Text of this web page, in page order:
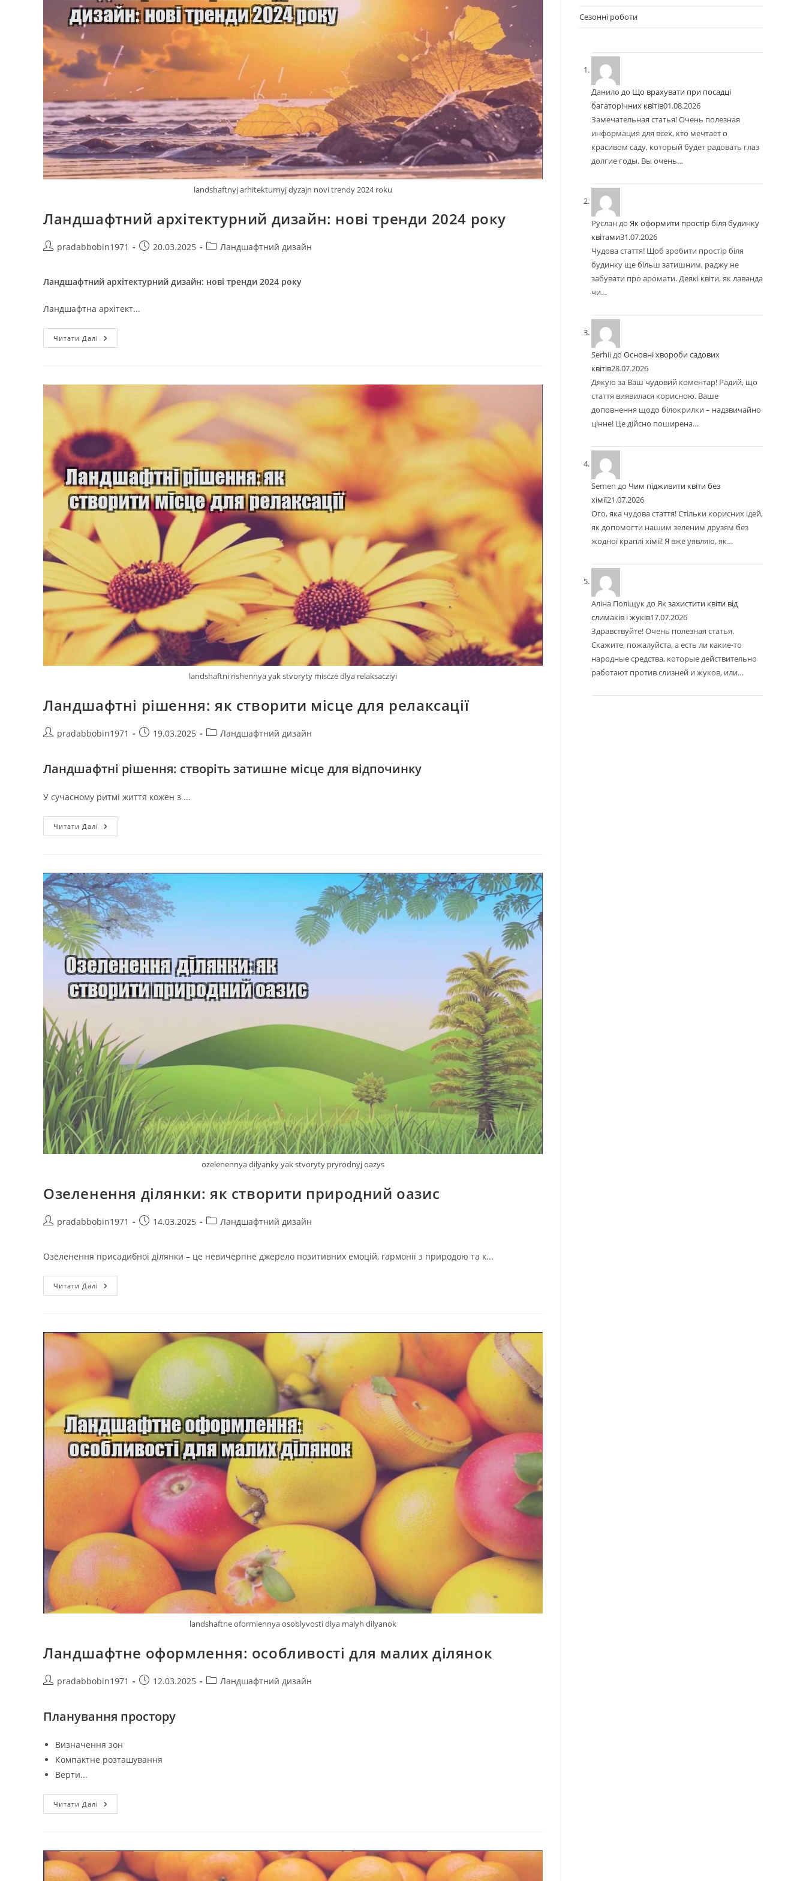
landshaftnyj arhitekturnyj dyzajn novi trendy 2024 roku
Ландшафтний архітектурний дизайн: нові тренди 2024 року
Авторpradabbobin1971
Запис20.03.2025
Категорія
Ландшафтний дизайн
Ландшафтний архітектурний дизайн: нові тренди 2024 року
Ландшафтна архітект...
Читати Далі Ландшафтний
Архітектурний
Року
landshaftni rishennya yak stvoryty miscze dlya relaksacziyi
Ландшафтні рішення: як створити місце для релаксації
Авторpradabbobin1971
Запис19.03.2025
Категорія
Ландшафтний дизайн
Ландшафтні рішення: створіть затишне місце для відпочинку
У сучасному ритмі життя кожен з ...
Читати Далі Ландшафтні
Рішення:
Релаксації
ozelenennya dilyanky yak stvoryty pryrodnyj oazys
Озеленення ділянки: як створити природний оазис
Авторpradabbobin1971
Запис14.03.2025
Категорія
Ландшафтний дизайн
Озеленення присадибної ділянки – це невичерпне джерело позитивних емоцій, гармонії з природою та к...
Читати Далі Озеленення
Ділянки:
landshaftne oformlennya osoblyvosti dlya malyh dilyanok
Ландшафтне оформлення: особливості для малих ділянок
Авторpradabbobin1971
Запис12.03.2025
Категорія
Ландшафтний дизайн
Планування простору
Визначення зон
Компактне розташування
Верти...
Читати Далі Ландшафтне
Оформлення:
Сезонні роботи
Данило до Що врахувати при посадці
багаторічних квітів01.08.2026
Замечательная статья! Очень полезная
информация для всех, кто мечтает о
красивом саду, который будет радовать глаз
долгие годы. Вы очень…
Руслан до Як оформити простір біля будинку
квітами31.07.2026
Чудова стаття! Щоб зробити простір біля
будинку ще більш затишним, раджу не
забувати про аромати. Деякі квіти, як лаванда
чи…
Serhiiдо Основні хвороби садових
квітів28.07.2026
Дякую за Ваш чудовий коментар! Радий, що
стаття виявилася корисною. Ваше
доповнення щодо білокрилки – надзвичайно
цінне! Це дійсно поширена…
Semen до Чим підживити квіти без
хімії21.07.2026
Ого, яка чудова стаття! Стільки корисних ідей,
як допомогти нашим зеленим друзям без
жодної краплі хімії! Я вже уявляю, як…
Аліна Поліщукдо Як захистити квіти від
слимаків і жуків17.07.2026
Здравствуйте! Очень полезная статья.
Скажите, пожалуйста, а есть ли какие-то
народные средства, которые действительно
работают против слизней и жуков, или…